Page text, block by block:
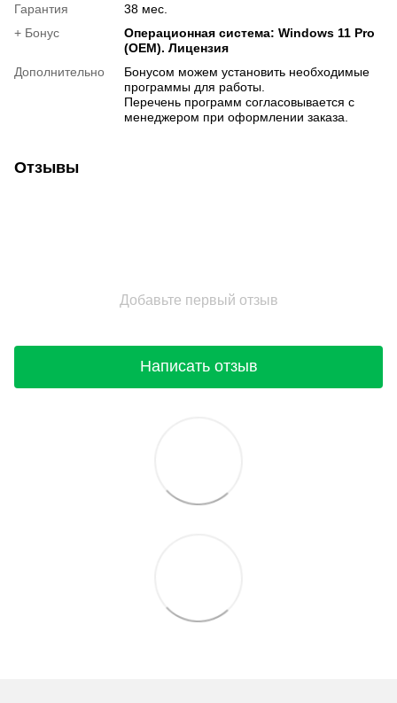
Гарантия
38 мес.
+ Бонус
Операционная система: Windows 11 Pro
(OEM). Лицензия
Дополнительно
Бонусом можем установить необходимые
программы для работы.
Перечень программ согласовывается с
менеджером при оформлении заказа.
Отзывы
Добавьте первый отзыв
Написать отзыв